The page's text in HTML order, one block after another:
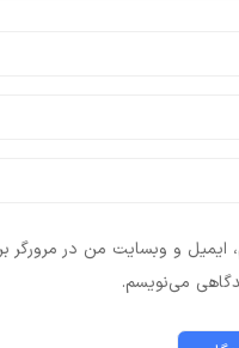
ایمیل و وبسایت من در مرورگر
می‌نویسم.